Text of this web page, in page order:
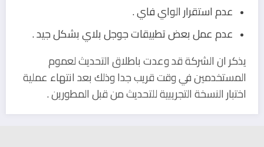
عدم استقرار الواي فاي .
عدم عمل بعض تطبيقات جوجل بلاي بشكل جيد .
يذكر ان الشركة قد وعدت باطلاق التحديث لعموم
المستخدمين في وقت قريب جدا وذلك بعد انتهاء عملية
اختبار النسخة التجريبية للتحديث من قبل المطورين .